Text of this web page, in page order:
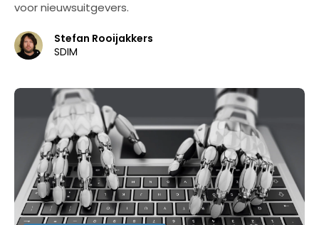
voor nieuwsuitgevers.
Stefan Rooijakkers
SDIM